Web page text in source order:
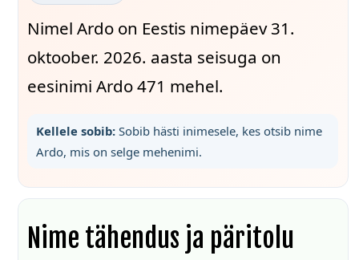
Nimel Ardo on Eestis nimepäev 31.
oktoober. 2026. aasta seisuga on
eesinimi Ardo 471 mehel.
Kellele sobib:Sobib hästi inimesele, kes otsib nime
Ardo, mis on selge mehenimi.
Nime tähendus ja päritolu